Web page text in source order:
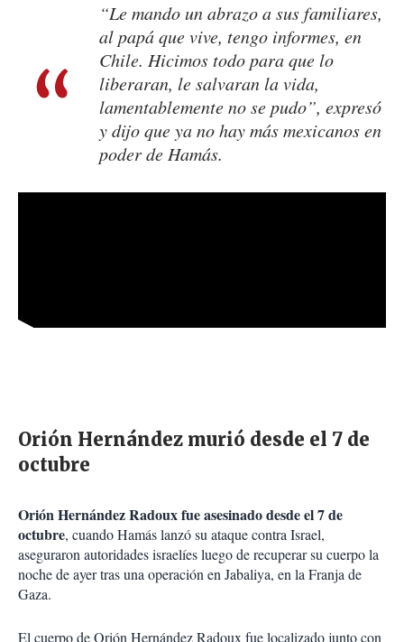
“Le mando un abrazo a sus familiares,
al papá que vive, tengo informes, en
Chile. Hicimos todo para que lo
liberaran, le salvaran la vida,
lamentablemente no se pudo”, expresó
y dijo que ya no hay más mexicanos en
poder de Hamás.
Orión Hernández murió desde el 7 de
octubre
Orión Hernández Radoux fue asesinado desde el 7 de
octubre, cuando Hamás lanzó su ataque contra Israel,
aseguraron autoridades israelíes luego de recuperar su cuerpo la
noche de ayer tras una operación en Jabaliya, en la Franja de
Gaza.
El cuerpo de Orión Hernández Radoux fue localizado junto con